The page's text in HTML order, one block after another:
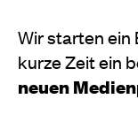
Wir starten ein
kurze Zeit ein
neuen